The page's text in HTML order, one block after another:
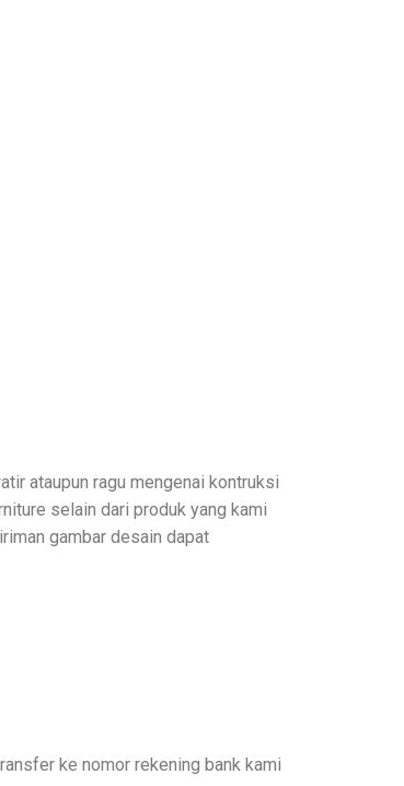
ataupun ragu mengenai kontruksi
selain dari produk yang kami
gambar desain dapat
ke nomor rekening bank kami